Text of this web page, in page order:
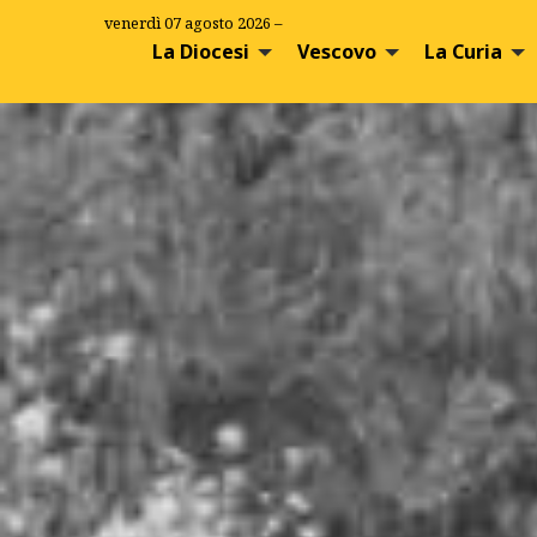
p
n
e
n
t
La Diocesi Vescovo La Curia
venerdì 07 agosto 2026 –